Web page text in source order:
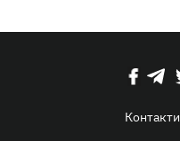
Контакти